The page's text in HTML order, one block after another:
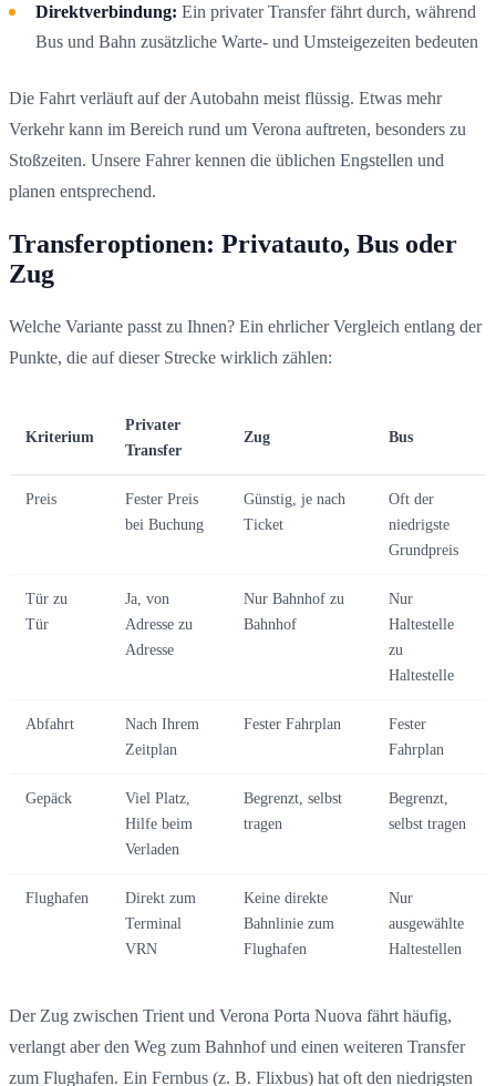
Direktverbindung: Ein privater Transfer fährt durch, während
Bus und Bahn zusätzliche Warte- und Umsteigezeiten bedeuten
Die Fahrt verläuft auf der Autobahn meist flüssig. Etwas mehr
Verkehr kann im Bereich rund um Verona auftreten, besonders zu
Stoßzeiten. Unsere Fahrer kennen die üblichen Engstellen und
planen entsprechend.
Transferoptionen: Privatauto, Bus oder
Zug
Welche Variante passt zu Ihnen? Ein ehrlicher Vergleich entlang der
Punkte, die auf dieser Strecke wirklich zählen:
Kriterium
Privater
Transfer
Zug Bus
Preis
Fester Preis
bei Buchung
Günstig, je nach
Ticket
Oft der
niedrigste
Grundpreis
Tür zu
Tür
Ja, von
Adresse zu
Adresse
Nur Bahnhof zu
Bahnhof
Nur
Haltestelle
zu
Haltestelle
Abfahrt
Nach Ihrem
Zeitplan
Fester Fahrplan
Fester
Fahrplan
Gepäck
Viel Platz,
Hilfe beim
Verladen
Begrenzt, selbst
tragen
Begrenzt,
selbst tragen
Flughafen
Direkt zum
Terminal
VRN
Keine direkte
Bahnlinie zum
Flughafen
Nur
ausgewählte
Haltestellen
Der Zug zwischen Trient und Verona Porta Nuova fährt häufig,
verlangt aber den Weg zum Bahnhof und einen weiteren Transfer
zum Flughafen. Ein Fernbus (z. B. Flixbus) hat oft den niedrigsten